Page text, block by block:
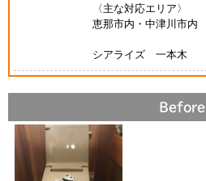
〈主な対応エリア〉
恵那市内・中津川市内
シアライズ 一本木
Before